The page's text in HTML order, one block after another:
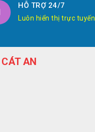
HỖ TRỢ 24/7
Luôn hiển thị trực tuyến
CÁT AN